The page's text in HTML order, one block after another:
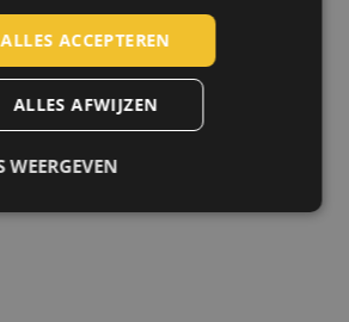
SPANISH
ALLES ACCEPTEREN
ALLES AFWIJZEN
WEERGEVEN